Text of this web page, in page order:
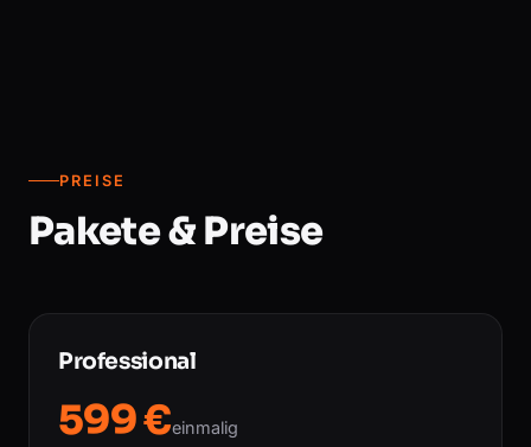
PREISE
Pakete & Preise
Professional
599 €einmalig